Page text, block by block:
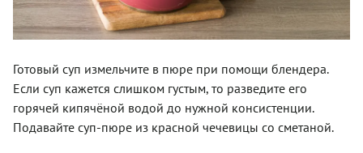
Готовый суп измельчите в пюре при помощи блендера.
Если суп кажется слишком густым, то разведите его
горячей кипячёной водой до нужной консистенции.
Подавайте суп-пюре из красной чечевицы со сметаной.